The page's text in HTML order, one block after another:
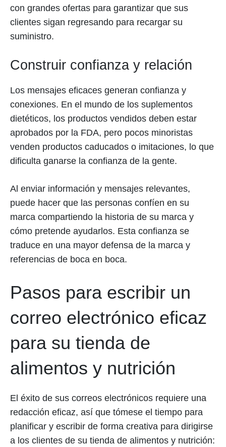
con grandes ofertas para garantizar que sus
clientes sigan regresando para recargar su
suministro.
Construir confianza y relación
Los mensajes eficaces generan confianza y
conexiones. En el mundo de los suplementos
dietéticos, los productos vendidos deben estar
aprobados por la FDA, pero pocos minoristas
venden productos caducados o imitaciones, lo que
dificulta ganarse la confianza de la gente.
Al enviar información y mensajes relevantes,
puede hacer que las personas confíen en su
marca compartiendo la historia de su marca y
cómo pretende ayudarlos. Esta confianza se
traduce en una mayor defensa de la marca y
referencias de boca en boca.
Pasos para escribir un
correo electrónico eficaz
para su tienda de
alimentos y nutrición
El éxito de sus correos electrónicos requiere una
redacción eficaz, así que tómese el tiempo para
planificar y escribir de forma creativa para dirigirse
a los clientes de su tienda de alimentos y nutrición: